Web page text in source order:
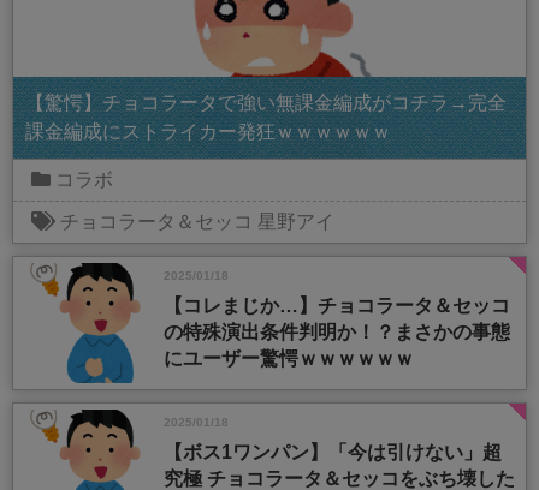
【驚愕】チョコラータで強い無課金編成がコチラ→完全
課金編成にストライカー発狂ｗｗｗｗｗｗ
コラボ
チョコラータ＆セッコ 星野アイ
2025/01/18
【コレまじか…】チョコラータ＆セッコ
の特殊演出条件判明か！？まさかの事態
にユーザー驚愕ｗｗｗｗｗｗ
2025/01/18
【ボス1ワンパン】「今は引けない」超
究極 チョコラータ＆セッコをぶち壊した